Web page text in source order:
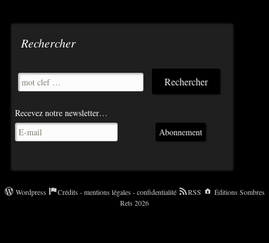
Rechercher
Recevez notre newsletter…
Abonnement
Wordpress Crédits - mentions légales - confidentialité RSS
Éditions Sombres
Rets 2026